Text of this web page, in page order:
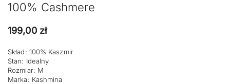
100% Cashmere
199,00 zł
Skład: 100% Kaszmir
Stan: Idealny
Rozmiar: M
Marka: Kashmina